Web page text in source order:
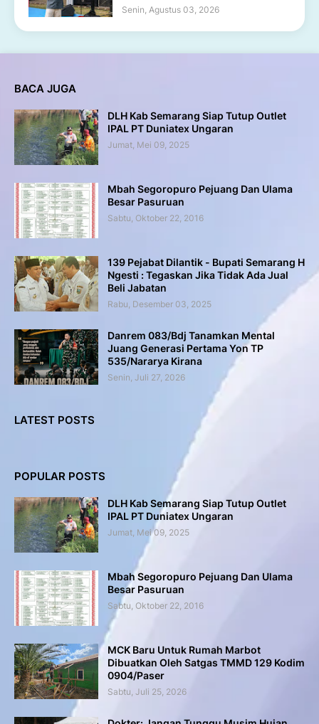
Senin, Agustus 03, 2026
BACA JUGA
DLH Kab Semarang Siap Tutup Outlet
IPAL PT Duniatex Ungaran
Jumat, Mei 09, 2025
Mbah Segoropuro Pejuang Dan Ulama
Besar Pasuruan
Sabtu, Oktober 22, 2016
139 Pejabat Dilantik - Bupati Semarang H
Ngesti : Tegaskan Jika Tidak Ada Jual
Beli Jabatan
Rabu, Desember 03, 2025
Danrem 083/Bdj Tanamkan Mental
Juang Generasi Pertama Yon TP
535/Nararya Kirana
Senin, Juli 27, 2026
LATEST POSTS
POPULAR POSTS
DLH Kab Semarang Siap Tutup Outlet
IPAL PT Duniatex Ungaran
Jumat, Mei 09, 2025
Mbah Segoropuro Pejuang Dan Ulama
Besar Pasuruan
Sabtu, Oktober 22, 2016
MCK Baru Untuk Rumah Marbot
Dibuatkan Oleh Satgas TMMD 129 Kodim
0904/Paser
Sabtu, Juli 25, 2026